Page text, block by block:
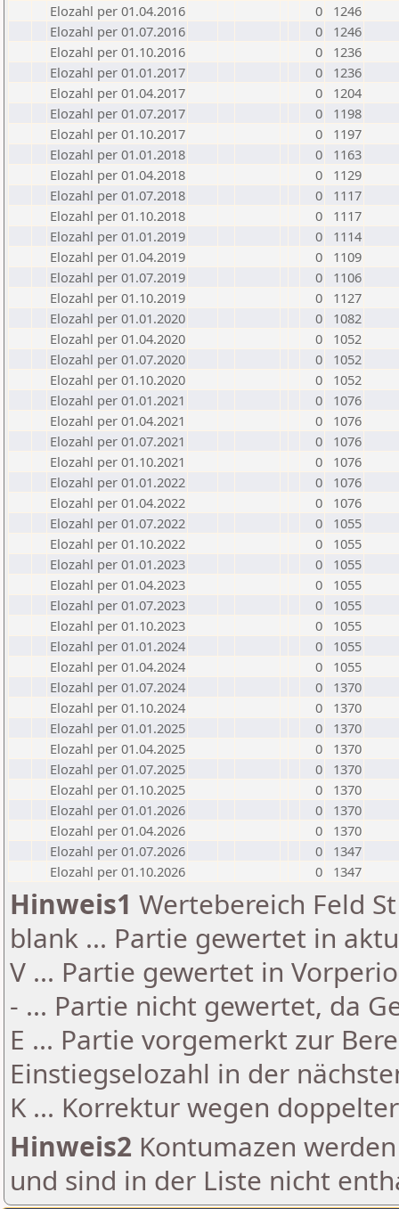
Elozahl per 01.04.2016
0
1246
Elozahl per 01.07.2016
0
1246
Elozahl per 01.10.2016
0
1236
Elozahl per 01.01.2017
0
1236
Elozahl per 01.04.2017
0
1204
Elozahl per 01.07.2017
0
1198
Elozahl per 01.10.2017
0
1197
Elozahl per 01.01.2018
0
1163
Elozahl per 01.04.2018
0
1129
Elozahl per 01.07.2018
0
1117
Elozahl per 01.10.2018
0
1117
Elozahl per 01.01.2019
0
1114
Elozahl per 01.04.2019
0
1109
Elozahl per 01.07.2019
0
1106
Elozahl per 01.10.2019
0
1127
Elozahl per 01.01.2020
0
1082
Elozahl per 01.04.2020
0
1052
Elozahl per 01.07.2020
0
1052
Elozahl per 01.10.2020
0
1052
Elozahl per 01.01.2021
0
1076
Elozahl per 01.04.2021
0
1076
Elozahl per 01.07.2021
0
1076
Elozahl per 01.10.2021
0
1076
Elozahl per 01.01.2022
0
1076
Elozahl per 01.04.2022
0
1076
Elozahl per 01.07.2022
0
1055
Elozahl per 01.10.2022
0
1055
Elozahl per 01.01.2023
0
1055
Elozahl per 01.04.2023
0
1055
Elozahl per 01.07.2023
0
1055
Elozahl per 01.10.2023
0
1055
Elozahl per 01.01.2024
0
1055
Elozahl per 01.04.2024
0
1055
Elozahl per 01.07.2024
0
1370
Elozahl per 01.10.2024
0
1370
Elozahl per 01.01.2025
0
1370
Elozahl per 01.04.2025
0
1370
Elozahl per 01.07.2025
0
1370
Elozahl per 01.10.2025
0
1370
Elozahl per 01.01.2026
0
1370
Elozahl per 01.04.2026
0
1370
Elozahl per 01.07.2026
0
1347
Elozahl per 01.10.2026
0 1347
Hinweis1 Wertebereich Feld
blank ... Partie gewertet in
V ... Partie gewertet in
- ... Partie nicht gewertet, da
E ... Partie vorgemerkt zur
Einstiegselozahl in der
K ... Korrektur wegen
Hinweis2 Kontumazen
und sind in der Liste nicht